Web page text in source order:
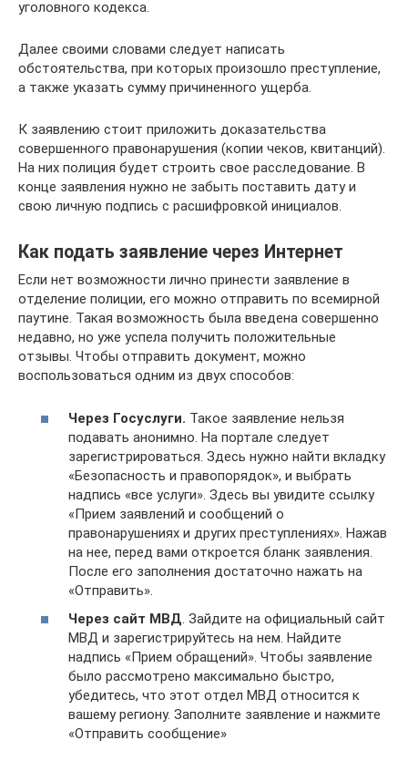
уголовного кодекса.
Далее своими словами следует написать
обстоятельства, при которых произошло преступление,
а также указать сумму причиненного ущерба.
К заявлению стоит приложить доказательства
совершенного правонарушения (копии чеков, квитанций).
На них полиция будет строить свое расследование. В
конце заявления нужно не забыть поставить дату и
свою личную подпись с расшифровкой инициалов.
Как подать заявление через Интернет
Если нет возможности лично принести заявление в
отделение полиции, его можно отправить по всемирной
паутине. Такая возможность была введена совершенно
недавно, но уже успела получить положительные
отзывы. Чтобы отправить документ, можно
воспользоваться одним из двух способов:
Через Госуслуги. Такое заявление нельзя
подавать анонимно. На портале следует
зарегистрироваться. Здесь нужно найти вкладку
«Безопасность и правопорядок», и выбрать
надпись «все услуги». Здесь вы увидите ссылку
«Прием заявлений и сообщений о
правонарушениях и других преступлениях». Нажав
на нее, перед вами откроется бланк заявления.
После его заполнения достаточно нажать на
«Отправить».
Через сайт МВД. Зайдите на официальный сайт
МВД и зарегистрируйтесь на нем. Найдите
надпись «Прием обращений». Чтобы заявление
было рассмотрено максимально быстро,
убедитесь, что этот отдел МВД относится к
вашему региону. Заполните заявление и нажмите
«Отправить сообщение»